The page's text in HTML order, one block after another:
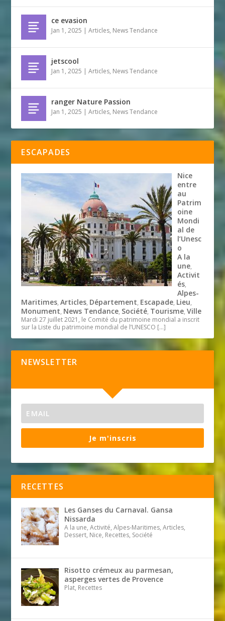
ce evasion
Jan 1, 2025 |Articles, News Tendance
jetscool
Jan 1, 2025 |Articles, News Tendance
ranger Nature Passion
Jan 1, 2025 |Articles, News Tendance
ESCAPADES
Nice
entre
au
Patrim
oine
Mondi
al de
l’Unesc
o
A la
une,
Activit
és,
Alpes-
Maritimes,Articles, Département, Escapade, Lieu,
Monument, News Tendance, Société, Tourisme,Ville
Mardi 27 juillet 2021, le Comité du patrimoine mondial a inscrit
sur la Liste du patrimoine mondial de l’UNESCO […]
NEWSLETTER
Je m'inscris
RECETTES
Les Ganses du Carnaval. Gansa
Nissarda
A la une, Activité, Alpes-Maritimes, Articles,
Dessert, Nice, Recettes, Société
Risotto crémeux au parmesan,
asperges vertes de Provence
Plat, Recettes